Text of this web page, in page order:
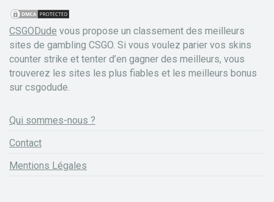
CSGODude vous propose un classement des meilleurs
sites de gambling CSGO. Si vous voulez parier vos skins
counter strike et tenter d’en gagner des meilleurs, vous
trouverez les sites les plus fiables et les meilleurs bonus
sur csgodude.
Qui sommes-nous ?
Contact
Mentions Légales